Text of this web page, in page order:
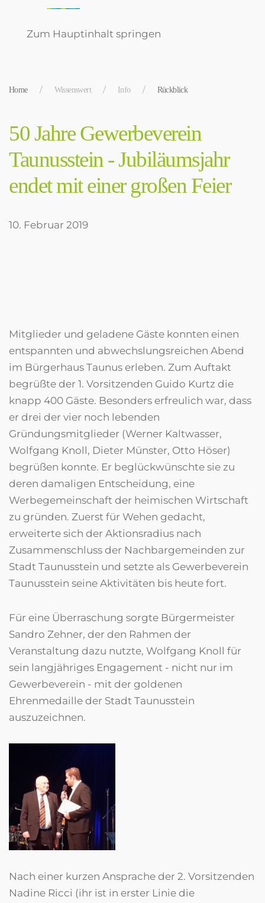
Zum Hauptinhalt springen
Home Wissenswert Info Rückblick
50 Jahre Gewerbeverein
Taunusstein - Jubiläumsjahr
endet mit einer großen Feier
10. Februar 2019
Mitglieder und geladene Gäste konnten einen
entspannten und abwechslungsreichen Abend
im Bürgerhaus Taunus erleben. Zum Auftakt
begrüßte der 1. Vorsitzenden Guido Kurtz die
knapp 400 Gäste. Besonders erfreulich war, dass
er drei der vier noch lebenden
Gründungsmitglieder (Werner Kaltwasser,
Wolfgang Knoll, Dieter Münster, Otto Höser)
begrüßen konnte. Er beglückwünschte sie zu
deren damaligen Entscheidung, eine
Werbegemeinschaft der heimischen Wirtschaft
zu gründen. Zuerst für Wehen gedacht,
erweiterte sich der Aktionsradius nach
Zusammenschluss der Nachbargemeinden zur
Stadt Taunusstein und setzte als Gewerbeverein
Taunusstein seine Aktivitäten bis heute fort.
Für eine Überraschung sorgte Bürgermeister
Sandro Zehner, der den Rahmen der
Veranstaltung dazu nutzte, Wolfgang Knoll für
sein langjähriges Engagement - nicht nur im
Gewerbeverein - mit der goldenen
Ehrenmedaille der Stadt Taunusstein
auszuzeichnen.
Nach einer kurzen Ansprache der 2. Vorsitzenden
Nadine Ricci (ihr ist in erster Linie die